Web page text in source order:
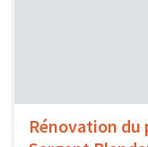
Rénovation du